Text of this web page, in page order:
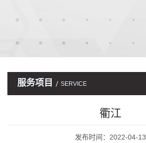
服务项目 SERVICE
衢江
发布时间：2022-04-13